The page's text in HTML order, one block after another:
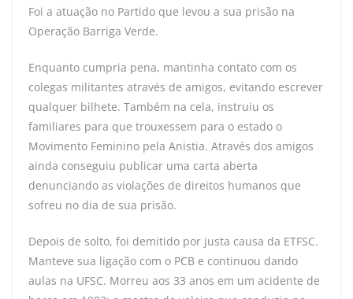
Foi a atuação no Partido que levou a sua prisão na
Operação Barriga Verde.
Enquanto cumpria pena, mantinha contato com os
colegas militantes através de amigos, evitando escrever
qualquer bilhete. Também na cela, instruiu os
familiares para que trouxessem para o estado o
Movimento Feminino pela Anistia. Através dos amigos
ainda conseguiu publicar uma carta aberta
denunciando as violações de direitos humanos que
sofreu no dia de sua prisão.
Depois de solto, foi demitido por justa causa da ETFSC.
Manteve sua ligação com o PCB e continuou dando
aulas na UFSC. Morreu aos 33 anos em um acidente de